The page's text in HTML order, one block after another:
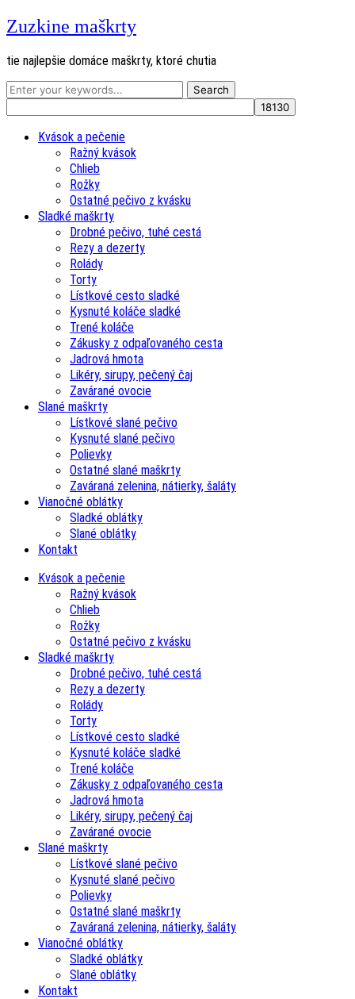
Zuzkine maškrty
tie najlepšie domáce maškrty, ktoré chutia
Kvások a pečenie
Ražný kvások
Chlieb
Rožky
Ostatné pečivo z kvásku
Sladké maškrty
Drobné pečivo, tuhé cestá
Rezy a dezerty
Rolády
Torty
Lístkové cesto sladké
Kysnuté koláče sladké
Trené koláče
Zákusky z odpaľovaného cesta
Jadrová hmota
Likéry, sirupy, pečený čaj
Zavárané ovocie
Slané maškrty
Lístkové slané pečivo
Kysnuté slané pečivo
Polievky
Ostatné slané maškrty
Zaváraná zelenina, nátierky, šaláty
Vianočné oblátky
Sladké oblátky
Slané oblátky
Kontakt
Kvások a pečenie
Ražný kvások
Chlieb
Rožky
Ostatné pečivo z kvásku
Sladké maškrty
Drobné pečivo, tuhé cestá
Rezy a dezerty
Rolády
Torty
Lístkové cesto sladké
Kysnuté koláče sladké
Trené koláče
Zákusky z odpaľovaného cesta
Jadrová hmota
Likéry, sirupy, pečený čaj
Zavárané ovocie
Slané maškrty
Lístkové slané pečivo
Kysnuté slané pečivo
Polievky
Ostatné slané maškrty
Zaváraná zelenina, nátierky, šaláty
Vianočné oblátky
Sladké oblátky
Slané oblátky
Kontakt